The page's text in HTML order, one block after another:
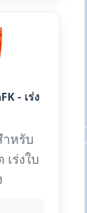
- เร่ง
ำหรับ
ร่งใบ